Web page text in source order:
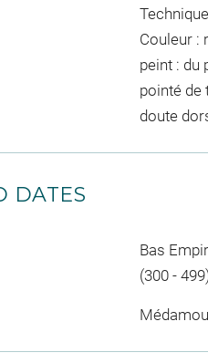
Couleur :
peint : du
pointé de
doute
DATES
Bas
(300 -